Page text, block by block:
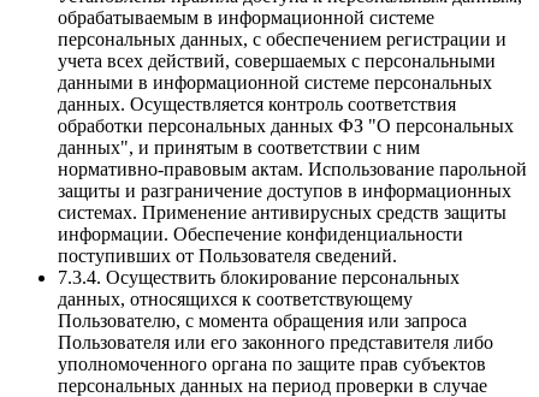
обрабатываемым в информационной системе
персональных данных, с обеспечением регистрации и
учета всех действий, совершаемых с персональными
данными в информационной системе персональных
данных. Осуществляется контроль соответствия
обработки персональных данных ФЗ "О персональных
данных", и принятым в соответствии с ним
нормативно-правовым актам. Использование парольной
защиты и разграничение доступов в информационных
системах. Применение антивирусных средств защиты
информации. Обеспечение конфиденциальности
поступивших от Пользователя сведений.
7.3.4. Осуществить блокирование персональных
данных, относящихся к соответствующему
Пользователю, с момента обращения или запроса
Пользователя или его законного представителя либо
уполномоченного органа по защите прав субъектов
персональных данных на период проверки в случае